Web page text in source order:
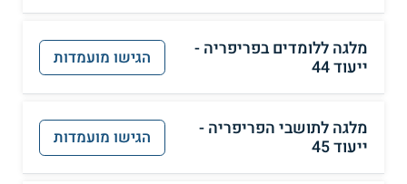
מלגה ללומדים בפריפריה -
ייעוד 44
הגישו מועמדות
מלגה לתושבי הפריפריה -
ייעוד 45
הגישו מועמדות